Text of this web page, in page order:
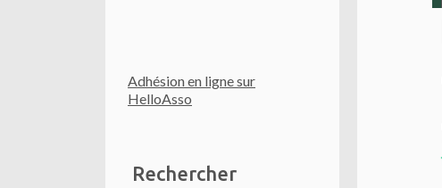
Adhésion en ligne sur
HelloAsso
Rechercher